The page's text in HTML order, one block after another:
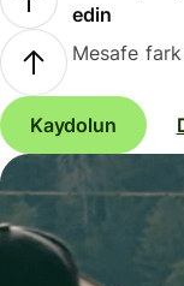
edin
Mesafe fark
Kaydolun